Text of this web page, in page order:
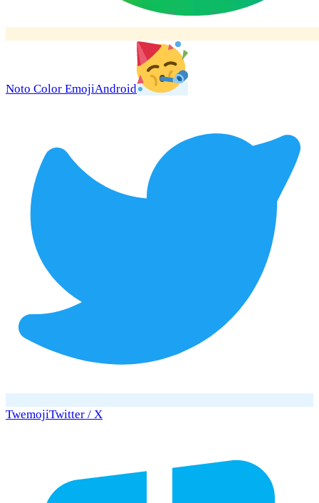
Noto Color EmojiAndroid
TwemojiTwitter / X